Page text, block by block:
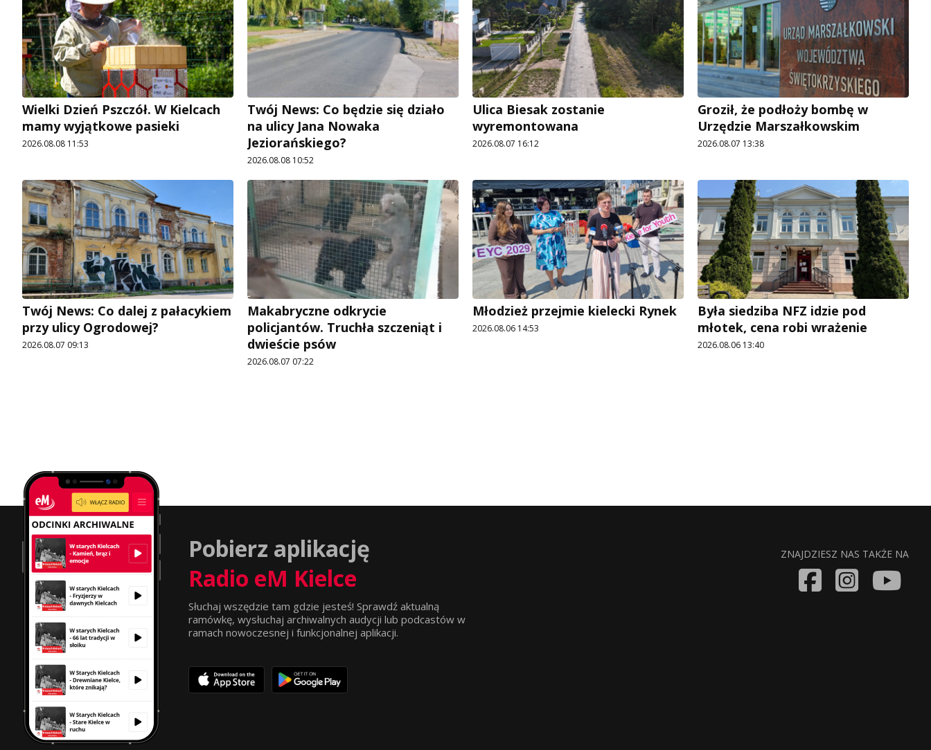
Wielki Dzień Pszczół. W Kielcach
mamy wyjątkowe pasieki
2026.08.08 11:53
Twój News: Co będzie się działo
na ulicy Jana Nowaka
Jeziorańskiego?
2026.08.08 10:52
Ulica Biesak zostanie
wyremontowana
2026.08.07 16:12
Groził, że podłoży bombę w
Urzędzie Marszałkowskim
2026.08.07 13:38
Twój News: Co dalej z pałacykiem
przy ulicy Ogrodowej?
2026.08.07 09:13
Makabryczne odkrycie
policjantów. Truchła szczeniąt i
dwieście psów
2026.08.07 07:22
Młodzież przejmie kielecki Rynek
2026.08.06 14:53
Była siedziba NFZ idzie pod
młotek, cena robi wrażenie
2026.08.06 13:40
Pobierz aplikację
Radio eM Kielce
Słuchaj wszędzie tam gdzie jesteś! Sprawdź aktualną
ramówkę, wysłuchaj archiwalnych audycji lub podcastów w
ramach nowoczesnej i funkcjonalnej aplikacji.
ZNAJDZIESZ NAS TAKŻE NA